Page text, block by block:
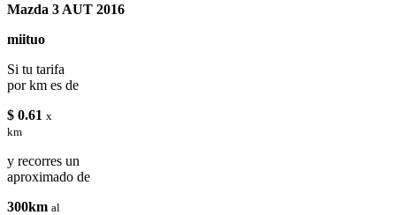
Mazda 3 AUT 2016
miituo
Si tu tarifa
por km es de
$ 0.61 x
km
y recorres un
aproximado de
300km al